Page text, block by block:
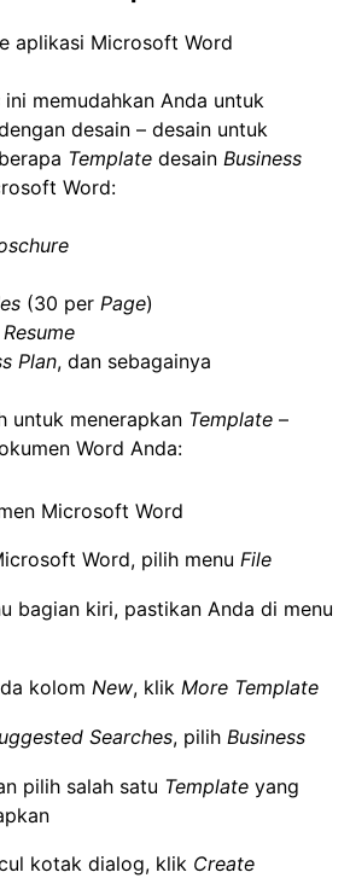
ini memudahkan Anda untuk
desain – desain untuk
Template desain Business
Word:
(30 per Page)
Plan, dan sebagainya
untuk menerapkan Template –
Word Anda:
Microsoft Word
Word, pilih menu File
bagian kiri, pastikan Anda di menu
kolom New, klik More Template
Searches, pilih Business
pilih salah satu Templateyang
kotak dialog, klik Create